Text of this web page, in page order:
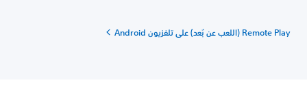
Remote Play (اللعب عن بُعد) على تلفزيون Android